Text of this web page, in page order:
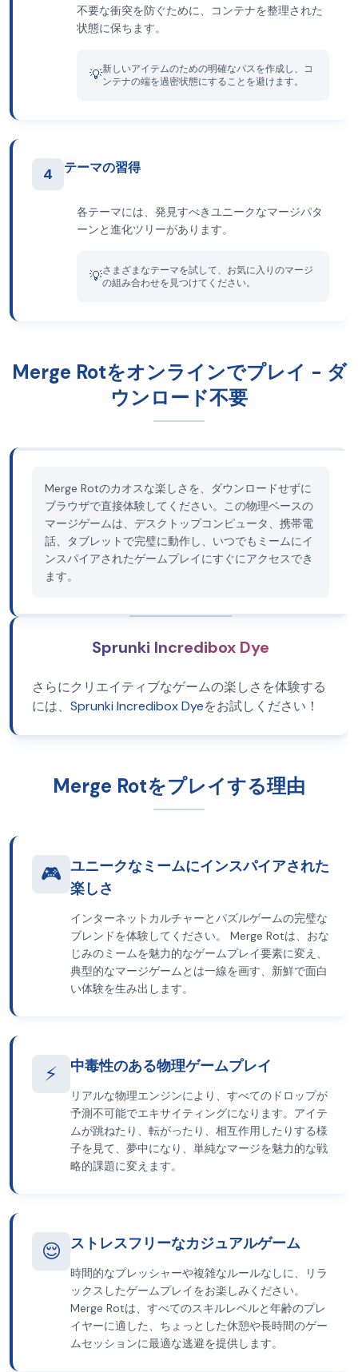
不要な衝突を防ぐために、コンテナを整理された
状態に保ちます。
💡新しいアイテムのための明確なパスを作成し、コ
ンテナの端を過密状態にすることを避けます。
4 テーマの習得
各テーマには、発見すべきユニークなマージパタ
ーンと進化ツリーがあります。
💡さまざまなテーマを試して、お気に入りのマージ
の組み合わせを見つけてください。
Merge Rotをオンラインでプレイ - ダ
ウンロード不要
Merge Rotのカオスな楽しさを、ダウンロードせずに
ブラウザで直接体験してください。この物理ベースの
マージゲームは、デスクトップコンピュータ、携帯電
話、タブレットで完璧に動作し、いつでもミームにイ
ンスパイアされたゲームプレイにすぐにアクセスでき
ます。
Sprunki Incredibox Dye
さらにクリエイティブなゲームの楽しさを体験する
には、 Sprunki Incredibox Dyeをお試しください！
Merge Rotをプレイする理由
🎮 ユニークなミームにインスパイアされた
楽しさ
インターネットカルチャーとパズルゲームの完璧な
ブレンドを体験してください。 Merge Rotは、おな
じみのミームを魅力的なゲームプレイ要素に変え、
典型的なマージゲームとは一線を画す、新鮮で面白
い体験を生み出します。
⚡ 中毒性のある物理ゲームプレイ
リアルな物理エンジンにより、すべてのドロップが
予測不可能でエキサイティングになります。アイテ
ムが跳ねたり、転がったり、相互作用したりする様
子を見て、夢中になり、単純なマージを魅力的な戦
略的課題に変えます。
😌 ストレスフリーなカジュアルゲーム
時間的なプレッシャーや複雑なルールなしに、リラ
ックスしたゲームプレイをお楽しみください。
Merge Rotは、すべてのスキルレベルと年齢のプレ
イヤーに適した、ちょっとした休憩や長時間のゲー
ムセッションに最適な逃避を提供します。